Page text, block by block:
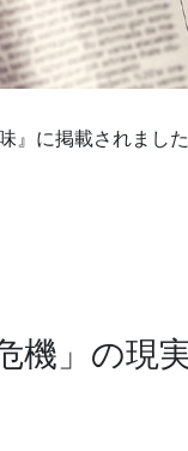
』に掲載されました
機」の現